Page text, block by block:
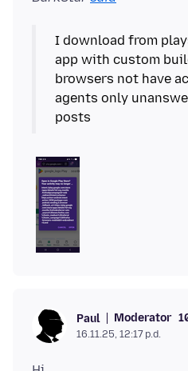
I download from
app with custom
browsers not have
agents only
Paul Moderator
16.11.25, 12:17 p.d.